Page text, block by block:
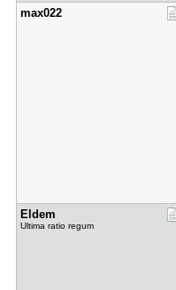
max022
Eldem
Ultima ratio regum